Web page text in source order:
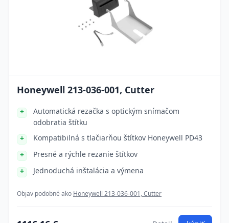
Honeywell 213-036-001, Cutter
Automatická rezačka s optickým snímačom
odobratia štítku
Kompatibilná s tlačiarňou štítkov Honeywell PD43
Presné a rýchle rezanie štítkov
Jednoduchá inštalácia a výmena
Objav podobné ako Honeywell 213-036-001, Cutter